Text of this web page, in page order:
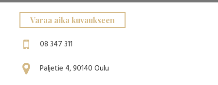
Varaa aika kuvaukseen
08 347 311
Paljetie 4, 90140 Oulu